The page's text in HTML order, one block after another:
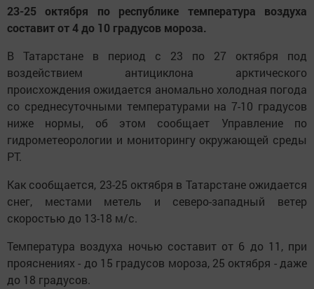
23-25 октября по республике температура воздуха
составит от 4 до 10 градусов мороза.
В Татарстане в период с 23 по 27 октября под
воздействием антициклона арктического
происхождения ожидается аномально холодная погода
со среднесуточными температурами на 7-10 градусов
ниже нормы, об этом сообщает Управление по
гидрометеорологии и мониторингу окружающей среды
РТ.
Как сообщается, 23-25 октября в Татарстане ожидается
снег, местами метель и северо-западный ветер
скоростью до 13-18 м/с.
Температура воздуха ночью составит от 6 до 11, при
прояснениях - до 15 градусов мороза, 25 октября - даже
до 18 градусов.